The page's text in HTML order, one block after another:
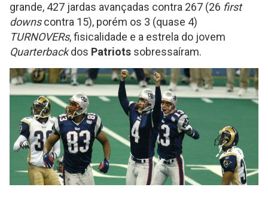
grande, 427 jardas avançadas contra 267 (26 first
downscontra 15), porém os 3 (quase 4)
TURNOVERs, fisicalidade e a estrela do jovem
Quarterbackdos Patriots sobressaíram.